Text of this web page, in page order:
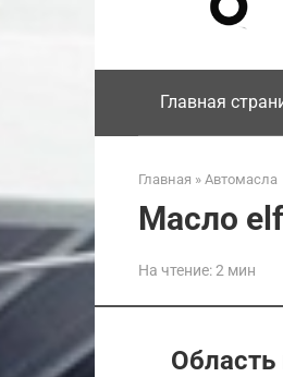
Главная
Главная » Автомасла
Масло
На чтение:2 мин